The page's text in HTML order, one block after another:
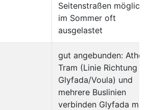
Seitenstraßen möglich,
im Sommer oft
ausgelastet
gut angebunden:
Tram (Linie Richtung
Glyfada/Voula) und
mehrere Buslinien
verbinden Glyfada mit